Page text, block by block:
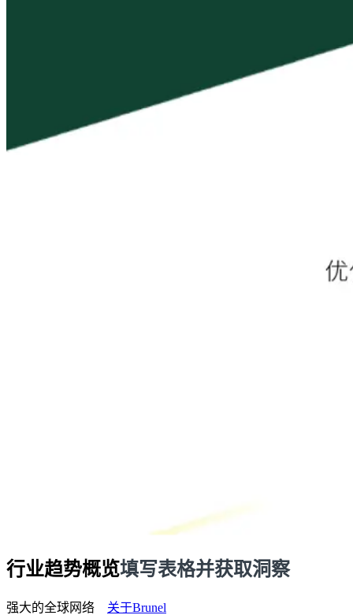
行业趋势概览填写表格并获取洞察
强大的全球网络 关于Brunel